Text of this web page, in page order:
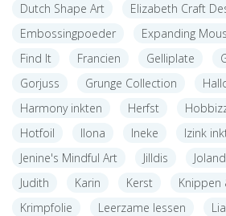
Dutch Shape Art
Elizabeth Craft
Embossingpoeder
Expanding
Find It
Francien Gelliplate
Gorjuss
Grunge Collection
Harmony inkten
Herfst
Hotfoil
Ilona Ineke
Izink
Jenine's Mindful Art
Jilldis
Judith
Karin Kerst
Knippen
Krimpfolie
Leerzame lessen Lia